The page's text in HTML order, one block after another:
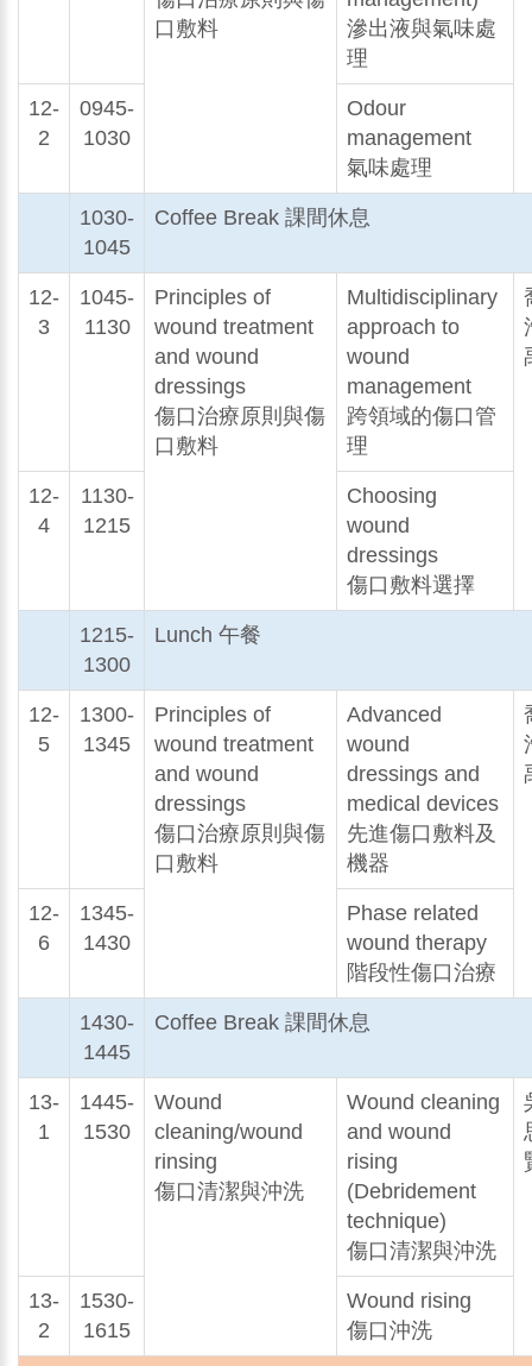
口敷料
滲出液與氣味處
理
12-
2
0945-
1030
Odour
management
氣味處理
1030-
1045
Coffee Break 課間休息
12-
3
1045-
1130
Principles of
wound treatment
and wound
dressings
傷口治療原則與傷
口敷料
Multidisciplinary
approach to
wound
management
跨領域的傷口管
理
12-
4
1130-
1215
Choosing
wound
dressings
傷口敷料選擇
1215-
1300
Lunch 午餐
12-
5
1300-
1345
Principles of
wound treatment
and wound
dressings
傷口治療原則與傷
口敷料
Advanced
wound
dressings and
medical devices
先進傷口敷料及
機器
12-
6
1345-
1430
Phase related
wound therapy
階段性傷口治療
1430-
1445
Coffee Break 課間休息
13-
1
1445-
1530
Wound
cleaning/wound
rinsing
傷口清潔與沖洗
Wound cleaning
and wound
rising
(Debridement
technique)
傷口清潔與沖洗
13-
2
1530-
1615
Wound rising
傷口沖洗